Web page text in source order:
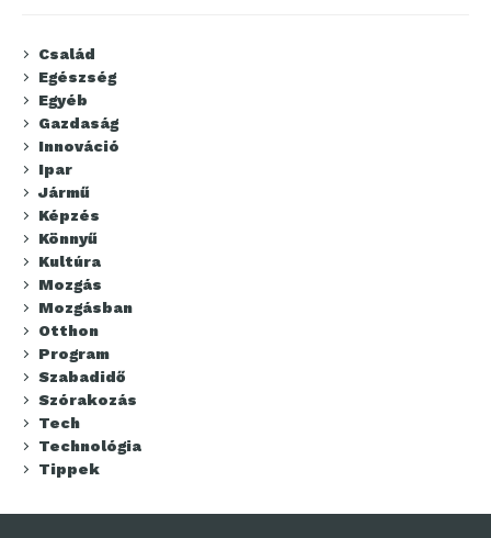
Család
Egészség
Egyéb
Gazdaság
Innováció
Ipar
Jármű
Képzés
Könnyű
Kultúra
Mozgás
Mozgásban
Otthon
Program
Szabadidő
Szórakozás
Tech
Technológia
Tippek